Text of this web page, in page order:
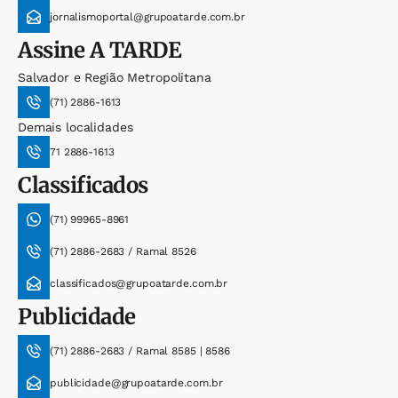
jornalismoportal@grupoatarde.com.br
AssineA TARDE
Salvador e Região Metropolitana
(71) 2886-1613
Demais localidades
71 2886-1613
Classificados
(71) 99965-8961
(71) 2886-2683 / Ramal 8526
classificados@grupoatarde.com.br
Publicidade
(71) 2886-2683 / Ramal 8585 | 8586
publicidade@grupoatarde.com.br